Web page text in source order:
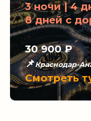
3 ночи | 4
8 дней с
30 900₽
📌Краснодар-
Смотреть